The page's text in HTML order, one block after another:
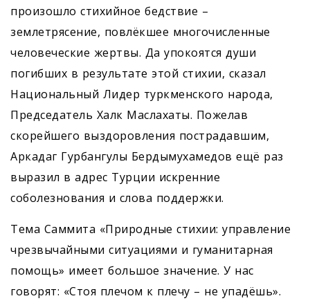
произошло стихийное бедствие –
землетрясение, повлёкшее многочисленные
человеческие жертвы. Да упокоятся души
погибших в результате этой стихии, сказал
Национальный ­Лидер туркменского народа,
Председатель Халк Маслахаты. Пожелав
скорейшего выздоровления пострадавшим,
Аркадаг Гурбангулы Бердымухамедов ещё раз
выразил в адрес Турции искренние
соболезнования и слова поддержки.
Тема Саммита «Природные стихии: управление
чрезвычайными ситуациями и гуманитарная
помощь» имеет большое значение. У нас
говорят: «Стоя плечом к плечу – не упадёшь».